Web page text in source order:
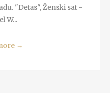
"Detas", Ženski sat -
W...
→